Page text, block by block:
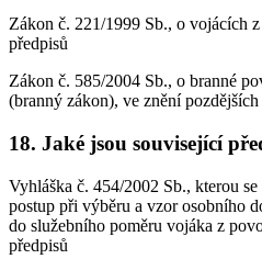
Zákon č. 221/1999 Sb., o vojácích
předpisů
Zákon č. 585/2004 Sb., o branné
(branný zákon), ve znění pozdějších
18. Jaké jsou související
Vyhláška č. 454/2002 Sb., kterou
postup při výběru a vzor osobního
do služebního poměru vojáka z
předpisů